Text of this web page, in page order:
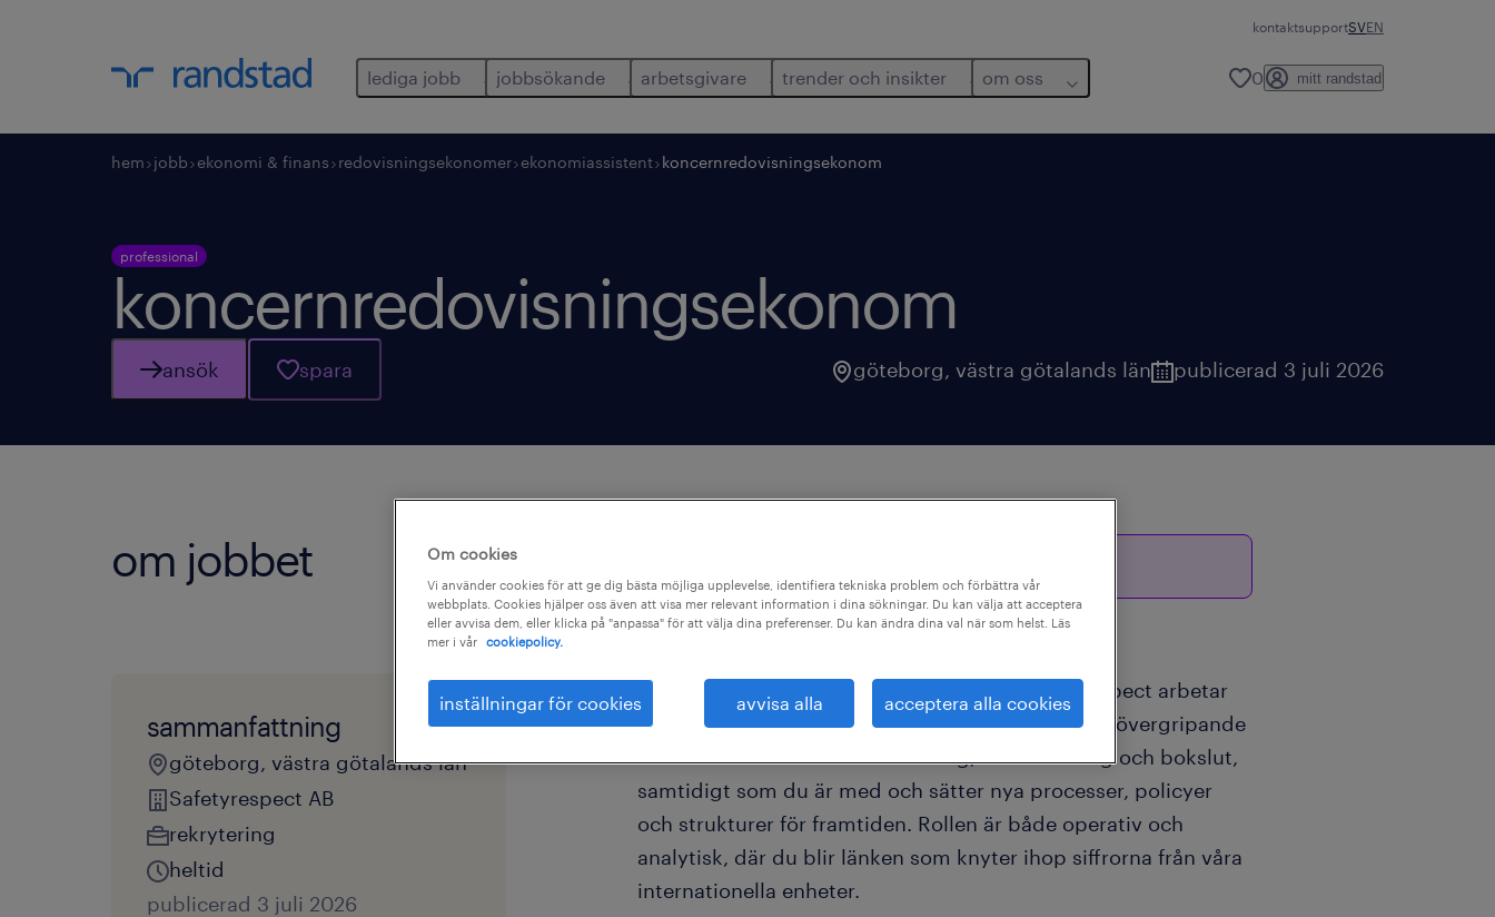
kontaktsupportSVEN
lediga jobb jobbsökande arbetsgivare trender och insikter om oss 0 mitt randstad
hem jobb ekonomi & finans redovisningsekonomer ekonomiassistent koncernredovisningsekonom
professional
koncernredovisningsekonom
ansök spara göteborg, västra götalands län publicerad 3 juli 2026
om jobbet
sammanfattning
göteborg, västra götalands län
Safetyrespect AB
rekrytering
heltid
publicerad 3 juli 2026
Som koncernredovisningsekonom hos SafetyRespect arbetar
du nära vår Group CFO. I den här rollen får du ett övergripande
ansvar för koncernens redovisning, konsolidering och bokslut,
samtidigt som du är med och sätter nya processer, policyer
och strukturer för framtiden. Rollen är både operativ och
analytisk, där du blir länken som knyter ihop siffrorna från våra
internationella enheter.
Om cookies
Vi använder cookies för att ge dig bästa möjliga upplevelse, identifiera tekniska problem och förbättra vår
webbplats. Cookies hjälper oss även att visa mer relevant information i dina sökningar. Du kan välja att acceptera
eller avvisa dem, eller klicka på "anpassa" för att välja dina preferenser. Du kan ändra dina val när som helst. Läs
mer i vår
cookiepolicy.
inställningar för cookies avvisa alla acceptera alla cookies